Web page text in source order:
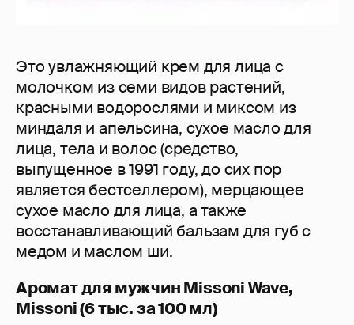
Это увлажняющий крем для лица с
молочком из семи видов растений,
красными водорослями и миксом из
миндаля и апельсина, сухое масло для
лица, тела и волос (средство,
выпущенное в 1991 году, до сих пор
является бестселлером), мерцающее
сухое масло для лица, а также
восстанавливающий бальзам для губ с
медом и маслом ши.
Аромат для мужчин Missoni Wave,
Missoni (6 тыс. за 100 мл)